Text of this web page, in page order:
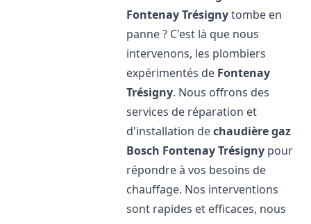
Fontenay Trésignytombe en
panne ? C'est là que nous
intervenons, les plombiers
expérimentés de Fontenay
Trésigny. Nous offrons des
services de réparation et
d'installation dechaudière gaz
Bosch Fontenay Trésigny pour
répondre à vos besoins de
chauffage. Nos interventions
sont rapides et efficaces, nous